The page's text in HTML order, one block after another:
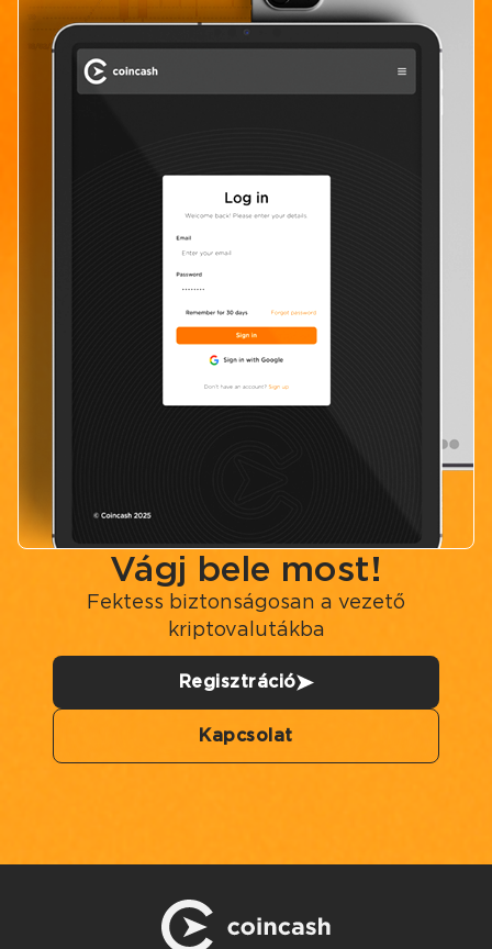
Vágj bele most!
Fektess biztonságosan a vezető
kriptovalutákba
Regisztráció
Kapcsolat